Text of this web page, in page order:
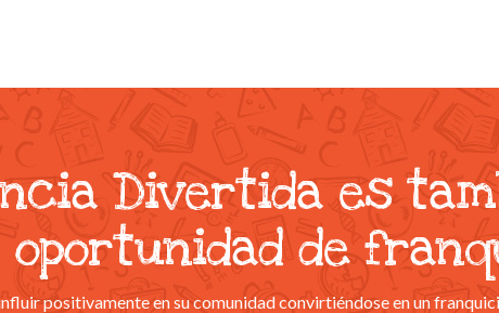
Divertida es
oportunidad de
positivamente en su comunidad convirtiéndose en un